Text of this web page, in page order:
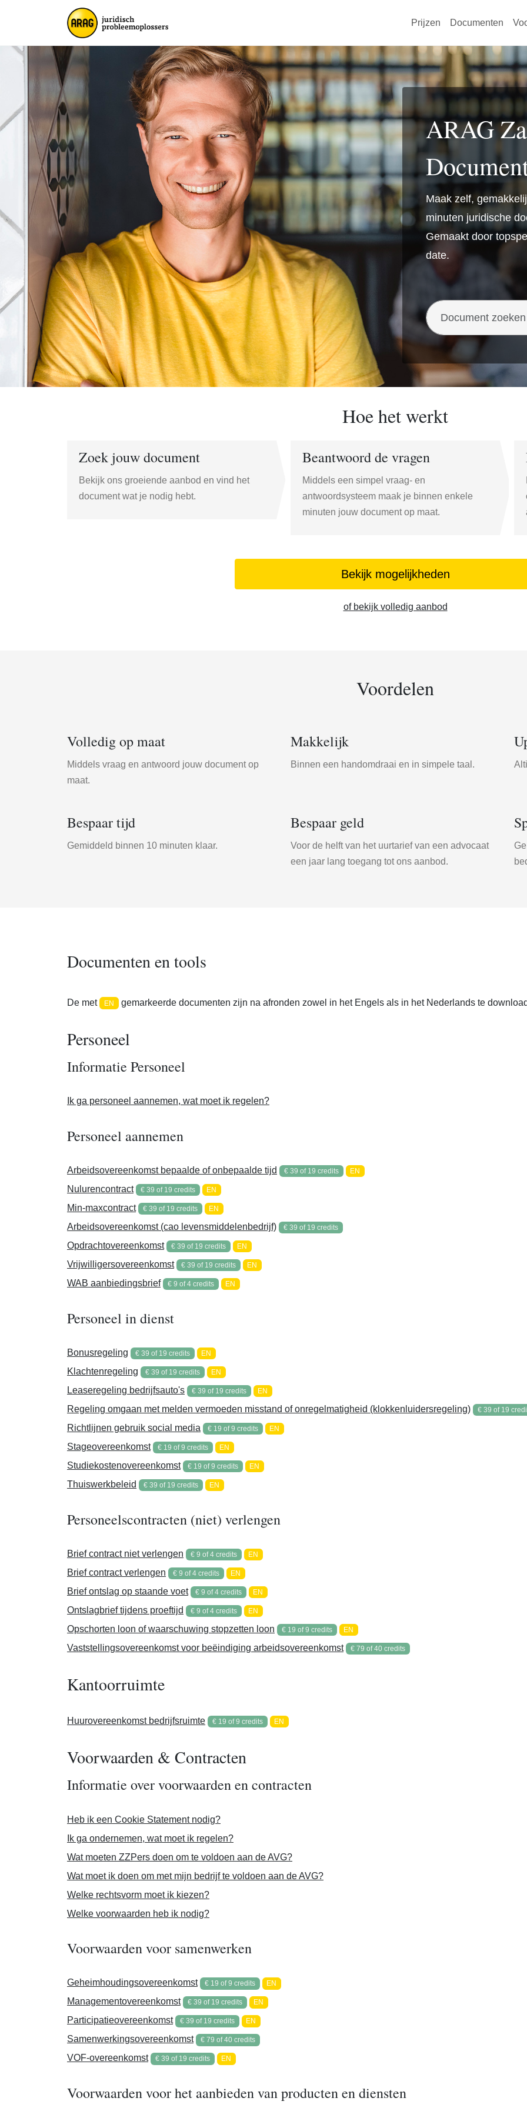
Prijzen Documenten
ARAG
Maak zelf,
minuten juridische
Gemaakt door
date.
Hoe het werkt
Zoek jouw document
Bekijk ons groeiende aanbod en vind het
document wat je nodig hebt.
Beantwoord de vragen
Middels een simpel vraag- en
antwoordsysteem maak je binnen enkele
minuten jouw document op maat.
Bekijk mogelijkheden
of bekijk volledig aanbod
Voordelen
Volledig op maat
Middels vraag en antwoord jouw document op
maat.
Makkelijk
Binnen een handomdraai en in simpele taal.
Bespaar tijd
Gemiddeld binnen 10 minuten klaar.
Bespaar geld
Voor de helft van het uurtarief van een advocaat
een jaar lang toegang tot ons aanbod.
Documenten en tools
De met EN gemarkeerde documenten zijn na afronden zowel in het Engels als in het Nederlands te
Personeel
Informatie Personeel
Ik ga personeel aannemen, wat moet ik regelen?
Personeel aannemen
Arbeidsovereenkomst bepaalde of onbepaalde tijd € 39 of 19 credits EN
Nulurencontract € 39 of 19 credits EN
Min-maxcontract € 39 of 19 credits EN
Arbeidsovereenkomst (cao levensmiddelenbedrijf) € 39 of 19 credits
Opdrachtovereenkomst € 39 of 19 credits EN
Vrijwilligersovereenkomst € 39 of 19 credits EN
WAB aanbiedingsbrief € 9 of 4 credits EN
Personeel in dienst
Bonusregeling € 39 of 19 credits EN
Klachtenregeling € 39 of 19 credits EN
Leaseregeling bedrijfsauto's € 39 of 19 credits EN
Regeling omgaan met melden vermoeden misstand of onregelmatigheid (klokkenluidersregeling) € 39 of 19
Richtlijnen gebruik social media € 19 of 9 credits EN
Stageovereenkomst € 19 of 9 credits EN
Studiekostenovereenkomst € 19 of 9 credits EN
Thuiswerkbeleid € 39 of 19 credits EN
Personeelscontracten (niet) verlengen
Brief contract niet verlengen € 9 of 4 credits EN
Brief contract verlengen € 9 of 4 credits EN
Brief ontslag op staande voet € 9 of 4 credits EN
Ontslagbrief tijdens proeftijd € 9 of 4 credits EN
Opschorten loon of waarschuwing stopzetten loon € 19 of 9 credits EN
Vaststellingsovereenkomst voor beëindiging arbeidsovereenkomst € 79 of 40 credits
Kantoorruimte
Huurovereenkomst bedrijfsruimte € 19 of 9 credits EN
Voorwaarden & Contracten
Informatie over voorwaarden en contracten
Heb ik een Cookie Statement nodig?
Ik ga ondernemen, wat moet ik regelen?
Wat moeten ZZPers doen om te voldoen aan de AVG?
Wat moet ik doen om met mijn bedrijf te voldoen aan de AVG?
Welke rechtsvorm moet ik kiezen?
Welke voorwaarden heb ik nodig?
Voorwaarden voor samenwerken
Geheimhoudingsovereenkomst € 19 of 9 credits EN
Managementovereenkomst € 39 of 19 credits EN
Participatieovereenkomst € 39 of 19 credits EN
Samenwerkingsovereenkomst € 79 of 40 credits
VOF-overeenkomst € 39 of 19 credits EN
Voorwaarden voor het aanbieden van producten en diensten